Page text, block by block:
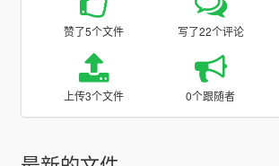
赞了5个文件 写了22个评论
上传3个文件 0个跟随者